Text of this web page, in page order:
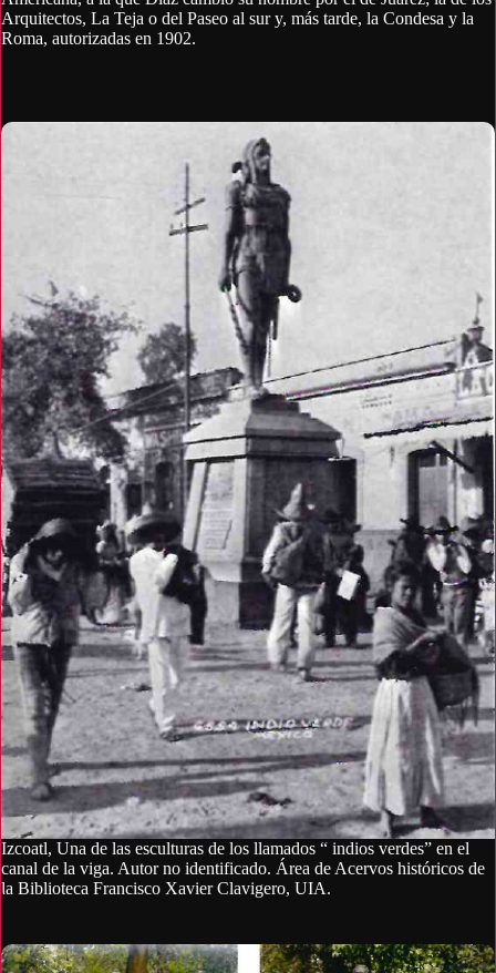
Arquitectos, La Teja o del Paseo al sur y, más tarde, la Condesa y la
Roma, autorizadas en 1902.
Izcoatl, Una de las esculturas de los llamados “ indios verdes” en el
canal de la viga. Autor no identificado. Área de Acervos históricos de
la Biblioteca Francisco Xavier Clavigero, UIA.